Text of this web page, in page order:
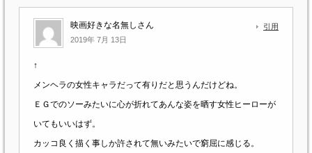
映画好きな名無しさん
2019年 7月 13日
引用
↑
メンヘラの女性キャラだって有りだと思うんだけどね。
ＥＧでのソーみたいに心が折れてあんな姿を晒す女性ヒーローが
いてもいいはず。
カッコ良く描く事しか許されて無いみたいで窮屈に感じる。